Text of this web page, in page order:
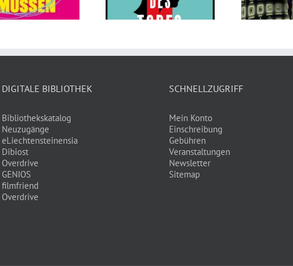
Grubing
DIGITALE BIBLIOTHEK
Bibliothekskatalog
Neuzugänge
eLiechtensteinensia
Dibiost
Overdrive
GENIOS
filmfriend
Overdrive
SCHNELLZUGRIFF
Mein Konto
Einschreibung
Gebühren
Veranstaltungen
Newsletter
Sitemap